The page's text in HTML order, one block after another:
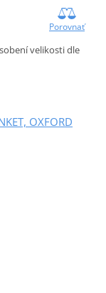
Porovnať
velikosti dle
OXFORD